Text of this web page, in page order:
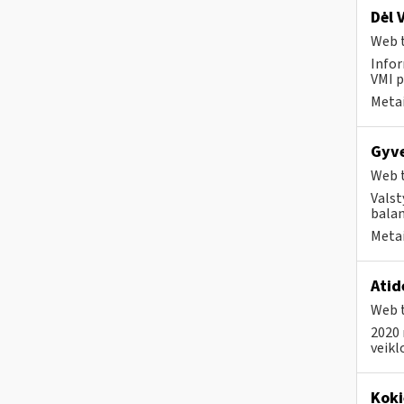
Dėl
Web
VMI
Web
Web